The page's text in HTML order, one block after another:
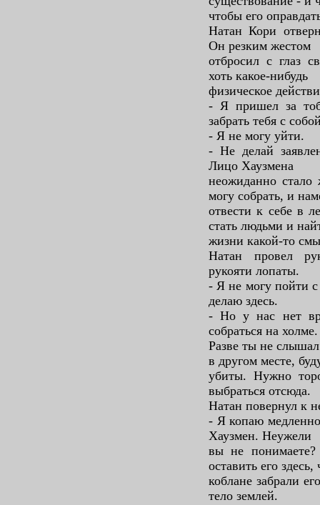
чтобы его
Натан Кори
Он резким жестом
отбросил с глаз
хоть какое-нибудь
физическое
- Я пришел за
забрать тебя с
- Я не могу уйти.
- Не делай
Лицо Хаузмена
неожиданно
могу собрать, и
отвести к себе в
стать людьми и
жизни какой-то
Натан провел
рукояти лопаты.
- Я не могу пойти
делаю здесь.
- Но у нас нет
собраться на холме.
Разве ты не
в другом месте,
убиты. Нужно
выбраться отсюда.
Натан повернул к
- Я копаю
Хаузмен. Неужели
вы не
оставить его здесь,
коблане забрали
тело землей.